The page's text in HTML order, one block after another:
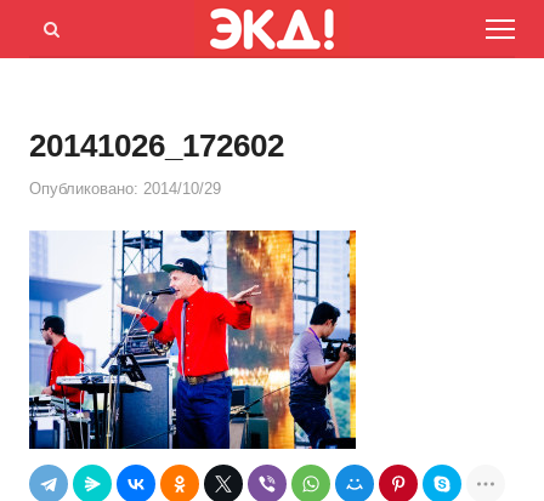
Menu
Открыть
20141026_172602
Опубликовано: 2014/10/29